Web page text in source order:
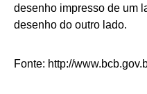
desenho impresso de um
desenho do outro lado.
Fonte: http://